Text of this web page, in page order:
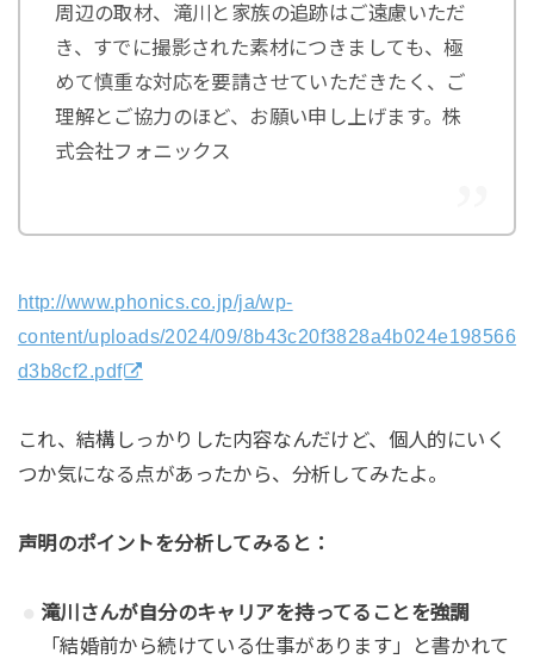
周辺の取材、滝川と家族の追跡はご遠慮いただ
き、すでに撮影された素材につきましても、極
めて慎重な対応を要請させていただきたく、ご
理解とご協力のほど、お願い申し上げます。株
式会社フォニックス
http://www.phonics.co.jp/ja/wp-
content/uploads/2024/09/8b43c20f3828a4b024e198566
d3b8cf2.pdf
これ、結構しっかりした内容なんだけど、個人的にいく
つか気になる点があったから、分析してみたよ。
声明のポイントを分析してみると：
滝川さんが自分のキャリアを持ってることを強調
「結婚前から続けている仕事があります」と書かれて